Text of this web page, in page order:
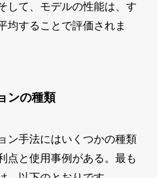
して、モデルの性能は、す
均することで評価されま
ンの種類
ン手法にはいくつかの種類
点と使用事例がある。最も